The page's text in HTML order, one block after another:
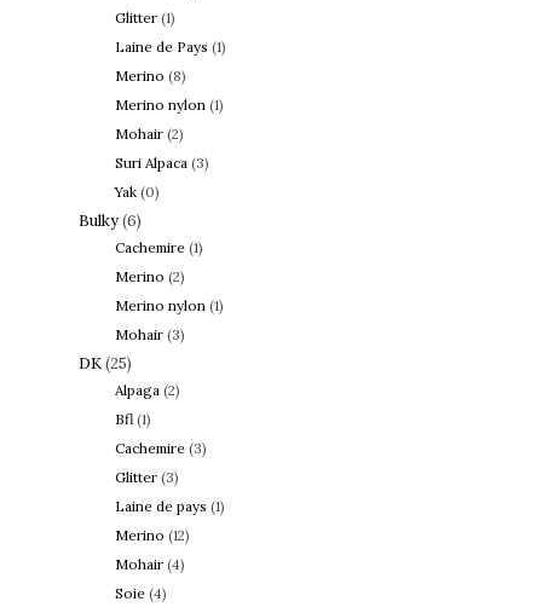
Glitter (1)
Laine de Pays (1)
Merino (8)
Merino nylon (1)
Mohair (2)
Suri Alpaca (3)
Yak (0)
Bulky(6)
Cachemire (1)
Merino (2)
Merino nylon (1)
Mohair (3)
DK(25)
Alpaga (2)
Bfl (1)
Cachemire (3)
Glitter (3)
Laine de pays (1)
Merino (12)
Mohair (4)
Soie (4)